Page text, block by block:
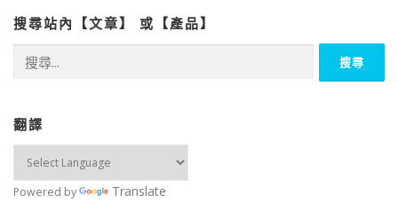
搜尋站內【文章】 或【產品】
字:
翻譯
Powered by Translate